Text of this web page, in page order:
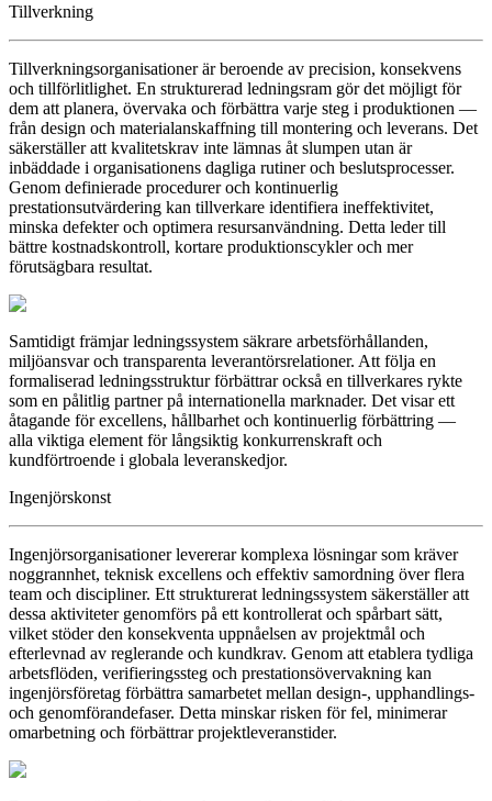
Tillverkning
Tillverkningsorganisationer är beroende av precision, konsekvens
och tillförlitlighet. En strukturerad ledningsram gör det möjligt för
dem att planera, övervaka och förbättra varje steg i produktionen —
från design och materialanskaffning till montering och leverans. Det
säkerställer att kvalitetskrav inte lämnas åt slumpen utan är
inbäddade i organisationens dagliga rutiner och beslutsprocesser.
Genom definierade procedurer och kontinuerlig
prestationsutvärdering kan tillverkare identifiera ineffektivitet,
minska defekter och optimera resursanvändning. Detta leder till
bättre kostnadskontroll, kortare produktionscykler och mer
förutsägbara resultat.
Samtidigt främjar ledningssystem säkrare arbetsförhållanden,
miljöansvar och transparenta leverantörsrelationer. Att följa en
formaliserad ledningsstruktur förbättrar också en tillverkares rykte
som en pålitlig partner på internationella marknader. Det visar ett
åtagande för excellens, hållbarhet och kontinuerlig förbättring —
alla viktiga element för långsiktig konkurrenskraft och
kundförtroende i globala leveranskedjor.
Ingenjörskonst
Ingenjörsorganisationer levererar komplexa lösningar som kräver
noggrannhet, teknisk excellens och effektiv samordning över flera
team och discipliner. Ett strukturerat ledningssystem säkerställer att
dessa aktiviteter genomförs på ett kontrollerat och spårbart sätt,
vilket stöder den konsekventa uppnåelsen av projektmål och
efterlevnad av reglerande och kundkrav. Genom att etablera tydliga
arbetsflöden, verifieringssteg och prestationsövervakning kan
ingenjörsföretag förbättra samarbetet mellan design-, upphandlings-
och genomförandefaser. Detta minskar risken för fel, minimerar
omarbetning och förbättrar projektleveranstider.